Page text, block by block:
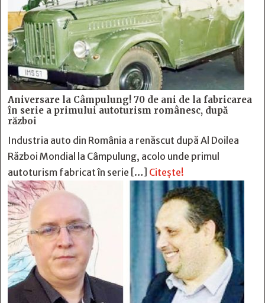
Aniversare la Câmpulung! 70 de ani de la fabricarea
în serie a primului autoturism românesc, după
război
Industria auto din România a renăscut după Al Doilea
Război Mondial la Câmpulung, acolo unde primul
autoturism fabricat în serie […] Citește!